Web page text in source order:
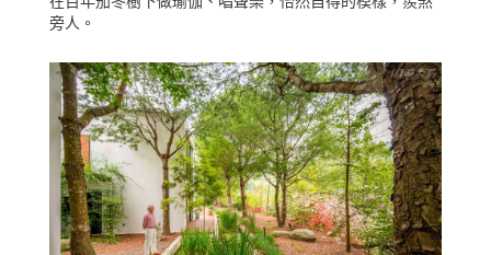
旁人。